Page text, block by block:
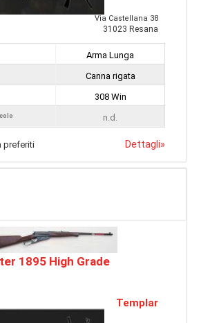
Via Castellana 38
31023 Resana
Arma Lunga
Canna rigata
308 Win
n.d.
preferiti Dettagli»
1895 High Grade
Templar